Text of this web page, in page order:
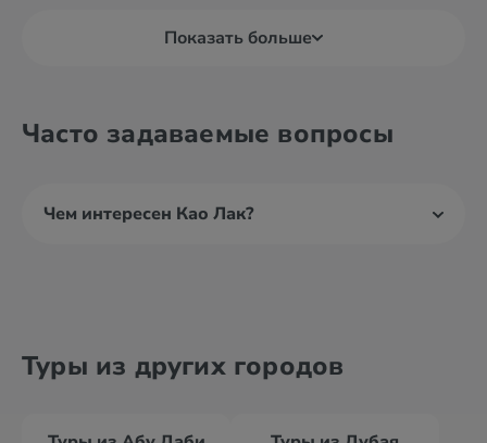
Показать больше
Часто задаваемые вопросы
Чем интересен Као Лак?
Туры из других городов